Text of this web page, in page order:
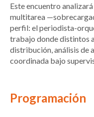
Este encuentro
multitarea
perfil: el periodista-
trabajo donde distintos
distribución, análisis de
coordinada bajo
Programación